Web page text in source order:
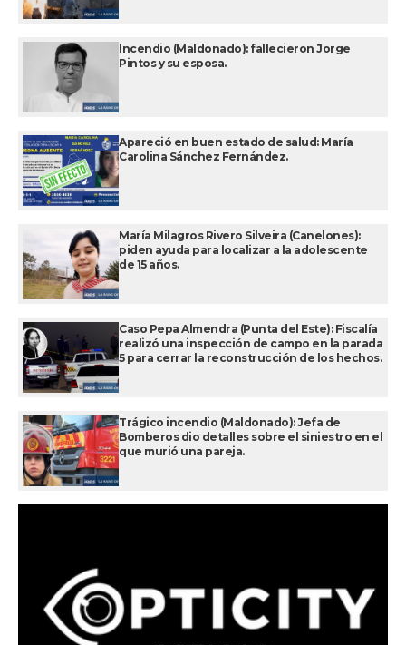
Incendio (Maldonado): fallecieron Jorge
Pintos y su esposa.
Apareció en buen estado de salud: María
Carolina Sánchez Fernández.
María Milagros Rivero Silveira (Canelones):
piden ayuda para localizar a la adolescente
de 15 años.
Caso Pepa Almendra (Punta del Este): Fiscalía
realizó una inspección de campo en la parada
5 para cerrar la reconstrucción de los hechos.
Trágico incendio (Maldonado): Jefa de
Bomberos dio detalles sobre el siniestro en el
que murió una pareja.